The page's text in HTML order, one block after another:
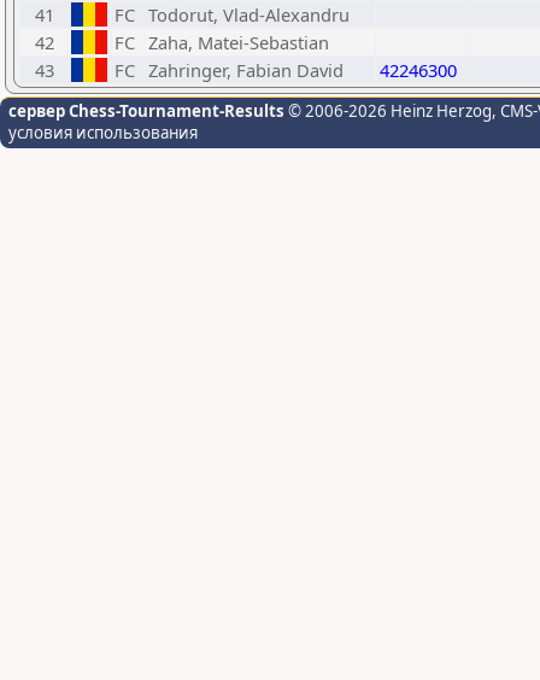
41
FC Todorut, Vlad-Alexandru
42
FC Zaha, Matei-Sebastian
43
FC Zahringer, Fabian David 42246300
сервер Chess-Tournament-Results © 2006-2026 Heinz Herzog,
условия использования